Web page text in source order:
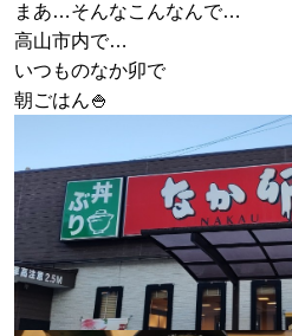
まあ…そんなこんなんで…
高山市内で…
いつものなか卯で
朝ごはん🍚